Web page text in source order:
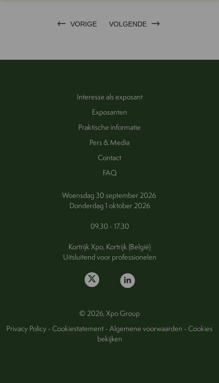
VORIGE VOLGENDE
Interesse als exposant
Exposanten
Praktische informatie
Pers & Media
Contact
FAQ
Woensdag 30 september 2026
Donderdag 1 oktober 2026
09.30 - 17.30
Kortrijk Xpo, Kortrijk (België)
Uitsluitend voor professionelen
© 2026, Xpo Group
Privacy Policy-Cookiestatement-Algemene voorwaarden -Cookies
bekijken